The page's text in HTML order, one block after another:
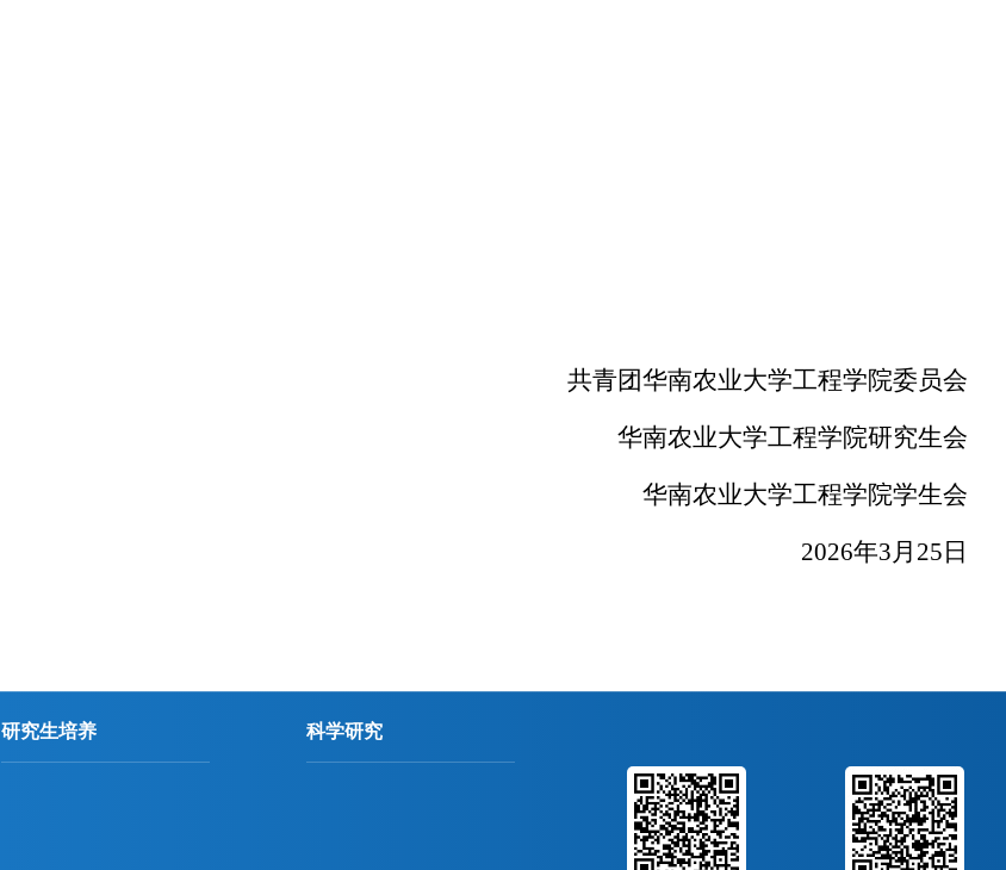
共青团华南农业大学工程学院委员会
华南农业大学工程学院研究生会
华南农业大学工程学院学生会
2026年3月25日
研究生培养 科学研究